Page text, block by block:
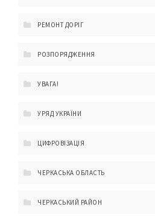
РЕМОНТ ДОРІГ
РОЗПОРЯДЖЕННЯ
УВАГА!
УРЯД УКРАЇНИ
ЦИФРОВІЗАЦІЯ
ЧЕРКАСЬКА ОБЛАСТЬ
ЧЕРКАСЬКИЙ РАЙОН